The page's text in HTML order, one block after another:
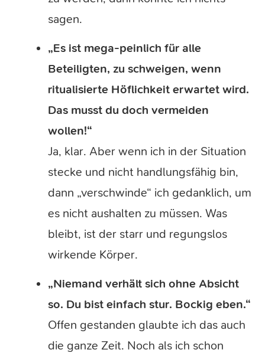
sagen.
„Es ist mega-peinlich für alle
Beteiligten, zu schweigen, wenn
ritualisierte Höflichkeit erwartet wird.
Das musst du doch vermeiden
wollen!“
Ja, klar. Aber wenn ich in der Situation
stecke und nicht handlungsfähig bin,
dann „verschwinde“ ich gedanklich, um
es nicht aushalten zu müssen. Was
bleibt, ist der starr und regungslos
wirkende Körper.
„Niemand verhält sich ohne Absicht
so. Du bist einfach stur. Bockig eben.“
Offen gestanden glaubte ich das auch
die ganze Zeit. Noch als ich schon